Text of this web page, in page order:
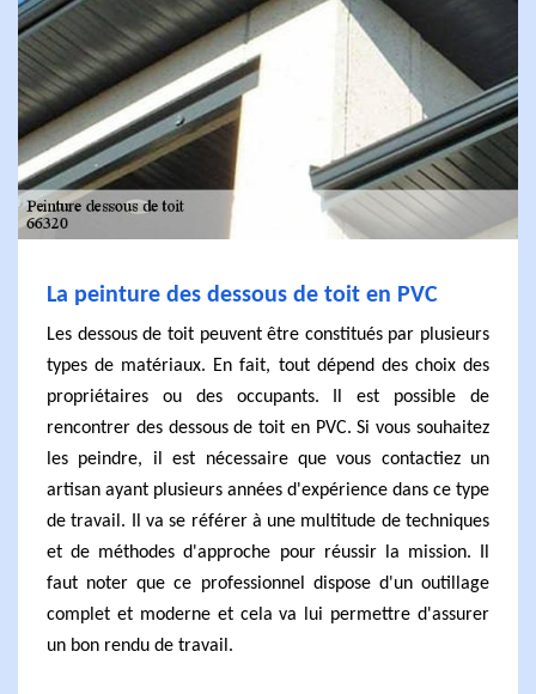
La peinture des dessous de toit en PVC
Les dessous de toit peuvent être constitués par plusieurs
types de matériaux. En fait, tout dépend des choix des
propriétaires ou des occupants. Il est possible de
rencontrer des dessous de toit en PVC. Si vous souhaitez
les peindre, il est nécessaire que vous contactiez un
artisan ayant plusieurs années d'expérience dans ce type
de travail. Il va se référer à une multitude de techniques
et de méthodes d'approche pour réussir la mission. Il
faut noter que ce professionnel dispose d'un outillage
complet et moderne et cela va lui permettre d'assurer
un bon rendu de travail.